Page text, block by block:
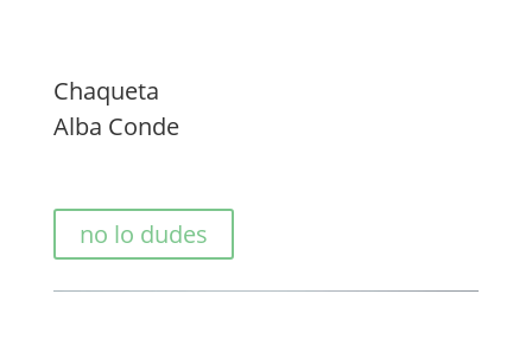
Chaqueta
Alba Conde
no lo dudes